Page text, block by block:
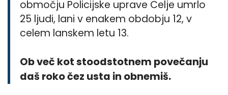
območju Policijske uprave Celje umrlo
25 ljudi, lani v enakem obdobju 12, v
celem lanskem letu 13.
Ob več kot stoodstotnem povečanju
daš roko čez usta in obnemiš.